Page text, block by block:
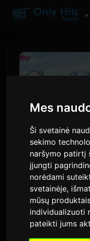
Mes
Ši svetainė
sekimo
naršymo patirtį
įjungti
norėdami
svetainėje,
mūsų
individualizuoti
pateikti jums
▼
Hatsune
'Magical
datas
Autorius:Sam
9